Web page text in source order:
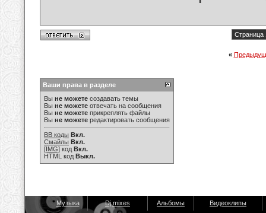
Страница
«
Ваши права в разделе
Вы не можете создавать темы
Вы не можете отвечать на сообщения
Вы не можете прикреплять файлы
Вы не можете редактировать сообщения
BB коды Вкл.
Смайлы Вкл.
[IMG] код Вкл.
HTML код Выкл.
Музыка Dj mixes Альбомы Видеоклипы